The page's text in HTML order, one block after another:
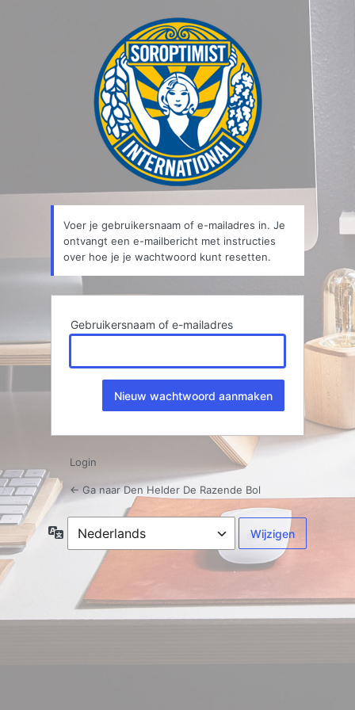
Voer je gebruikersnaam of e-mailadres in. Je
ontvangt een e-mailbericht met instructies
over hoe je je wachtwoord kunt resetten.
Gebruikersnaam of e-mailadres
Login
← Ga naar Den Helder De Razende Bol
Taal